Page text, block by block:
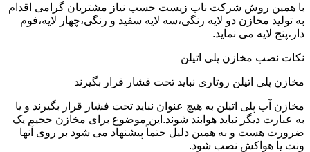
با همین روش شرکت ناب زیست حسب نیاز مشتریان گرامی اقدام
به تولید مخازن دو لایه رنگی،سه لایه سفید و رنگی،چهار لایه،فوم
دار،پنج لایه می نماید.
نکات نصب مخازن پلی اتیلن
مخازن پلی اتیلن روتاری نباید تحت فشار قرار بگیرند
مخازن آب پلی اتیلن به هیچ عنوان نباید تحت فشار قرار بگیرند و یا
به عبارت دیگر نباید هوابند شوند.این موضوع برای مخازن حجیم یک
ضرورت هست و به همین دلیل حتماً پیشنهاد می شود بر روی آنها
ونت یا هواکش نصب شود.